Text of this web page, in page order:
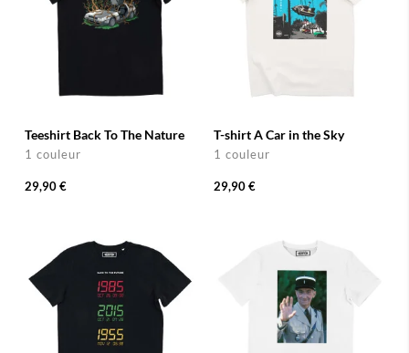
Teeshirt Back To The Nature
1 couleur
29,90 €
T-shirt A Car in the Sky
1 couleur
29,90 €